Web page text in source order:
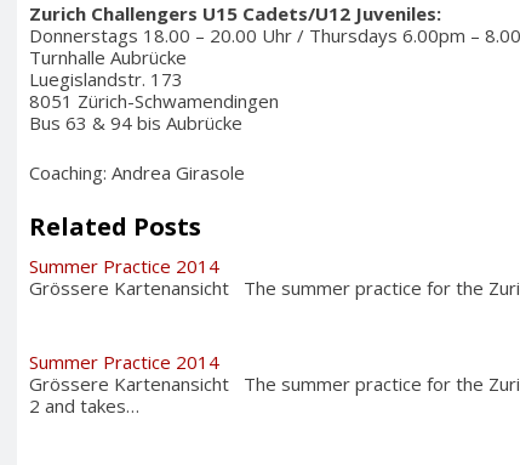
Zurich Challengers U15 Cadets/U12 Juveniles:
Donnerstags 18.00 – 20.00 Uhr / Thursdays 6.00pm –
Turnhalle Aubrücke
Luegislandstr. 173
8051 Zürich-Schwamendingen
Bus 63 & 94 bis Aubrücke
Coaching: Andrea Girasole
Related Posts
Summer Practice 2014
Grössere Kartenansicht The summer practice for the
Summer Practice 2014
Grössere Kartenansicht The summer practice for the
2 and takes…